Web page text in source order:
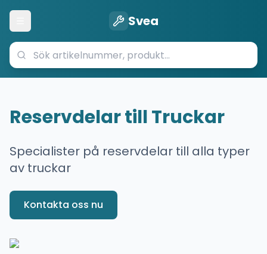
Öppna meny Svea
Reservdelar till Truckar
Specialister på reservdelar till alla typer
av truckar
Kontakta oss nu